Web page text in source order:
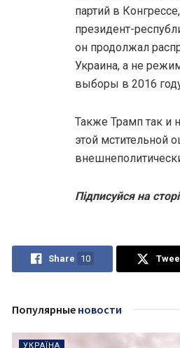
партий в
президент-
он продолжал
Украина, а не
выборы в 2016
Также Трамп так и
этой мстительной
Підписуйся на
Share 10
Популярные новости
УКРАЇНА